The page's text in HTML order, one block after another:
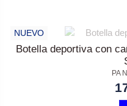
NUEVO
Botella deportiva con
PA